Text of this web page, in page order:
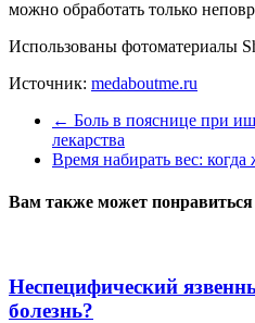
можно обработать только
Использованы фотоматериалы
Источник: medaboutme.ru
← Боль в пояснице при
лекарства
Время набирать вес: когда
Вам также может понравиться
Неспецифический
болезнь?